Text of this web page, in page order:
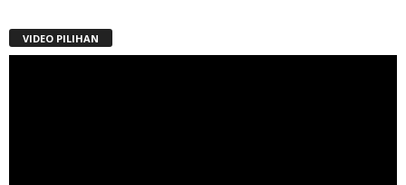
VIDEO PILIHAN